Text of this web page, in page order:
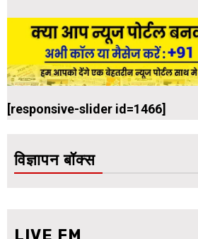
[responsive-slider id=1466]
विज्ञापन बॉक्स